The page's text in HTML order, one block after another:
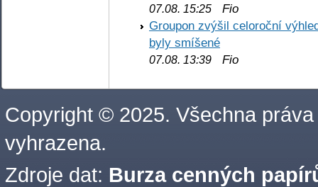
07.08. 15:25 Fio
Groupon zvýšil celoroční
byly smíšené
07.08. 13:39 Fio
Copyright © 2025. Všechna práva
vyhrazena.
Zdroje dat: Burza cenných